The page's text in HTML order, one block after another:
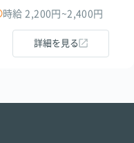
時給 2,200円~2,400円
詳細を見る